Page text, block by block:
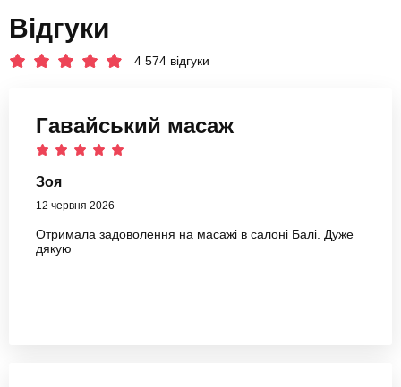
Відгуки
4 574 відгуки
Гавайський масаж
Зоя
12 червня 2026
Отримала задоволення на масажі в салоні Балі. Дуже
дякую